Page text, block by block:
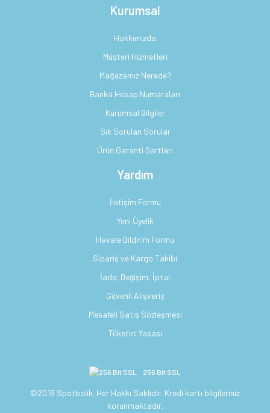
Kurumsal
Hakkımızda
Müşteri Hizmetleri
Mağazamız Nerede?
Banka Hesap Numaraları
Kurumsal Bilgiler
Sık Sorulan Sorular
Ürün Garanti Şartları
Yardım
İletişim Formu
Yeni Üyelik
Havale Bildirim Formu
Sipariş ve Kargo Takibi
İade, Değişim, İptal
Güvenli Alışveriş
Mesafeli Satış Sözleşmesi
Tüketici Yasası
256 Bit SSL
©2019 Spotbalik. Her Hakkı Saklıdır. Kredi kartı bilgileriniz
korunmaktadır.